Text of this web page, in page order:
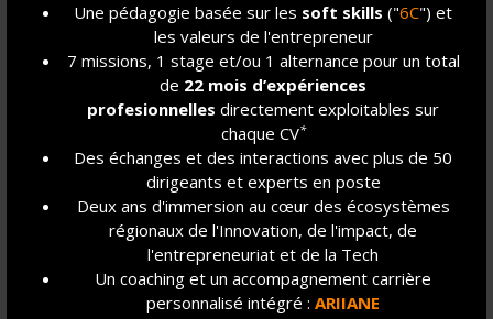
Une pédagogie basée sur les soft skills ("6C") et
les valeurs de l'entrepreneur
7 missions, 1 stage et/ou 1 alternance pour un total
de 22 mois d’expériences
profesionnelles directement exploitables sur
chaque CV*
Des échanges et des interactions avec plus de 50
dirigeants et experts en poste
Deux ans d'immersion au cœur des écosystèmes
régionaux de l'Innovation, de l'impact, de
l'entrepreneuriat et de la Tech
Un coaching et un accompagnement carrière
personnalisé intégré : ARIIANE
Retour sur la Nuit de l'Innovation à Impact
Solidaire : Les participants témoignent !
Vendredi 27 février 2026